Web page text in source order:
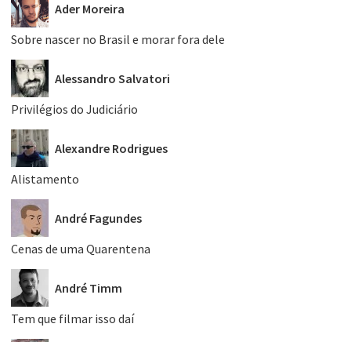
Ader Moreira
Sobre nascer no Brasil e morar fora dele
Alessandro Salvatori
Privilégios do Judiciário
Alexandre Rodrigues
Alistamento
André Fagundes
Cenas de uma Quarentena
André Timm
Tem que filmar isso daí